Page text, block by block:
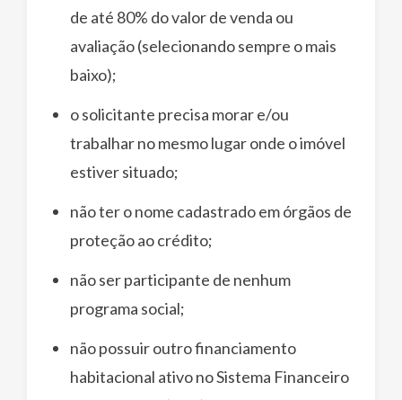
de até 80% do valor de venda ou
avaliação (selecionando sempre o mais
baixo);
o solicitante precisa morar e/ou
trabalhar no mesmo lugar onde o imóvel
estiver situado;
não ter o nome cadastrado em órgãos de
proteção ao crédito;
não ser participante de nenhum
programa social;
não possuir outro financiamento
habitacional ativo no Sistema Financeiro